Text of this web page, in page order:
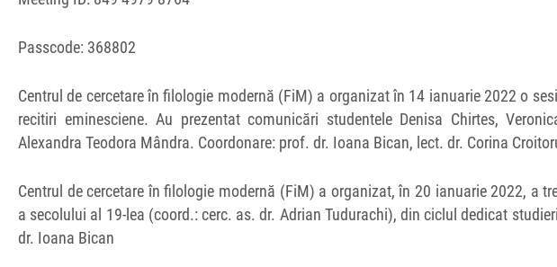
Passcode: 368802
Centrul de cercetare în filologie modernă (FiM) a organizat în 14 ianuarie 2022 o
recitiri eminesciene. Au prezentat comunicări studentele Denisa Chirtes,
Alexandra Teodora Mândra. Coordonare: prof. dr. Ioana Bican, lect. dr. Corina
Centrul de cercetare în filologie modernă (FiM) a organizat, în 20 ianuarie 2022, a
a secolului al 19-lea (coord.: cerc. as. dr. Adrian Tudurachi), din ciclul dedicat
dr. Ioana Bican